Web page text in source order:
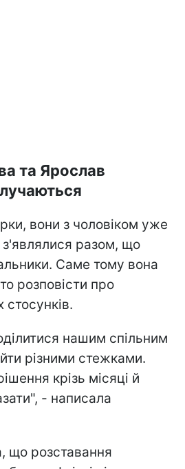
та Ярослав
вони з чоловіком уже
разом, що
Саме тому вона
розповісти про
стосунків.
нашим спільним
різними стежками.
крізь місяці й
- написала
що розставання